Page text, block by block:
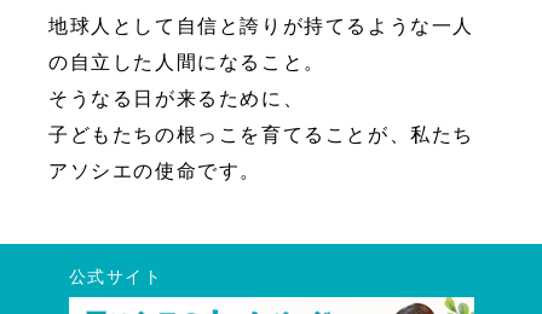
地球人として自信と誇りが持てるような一人
の自立した人間になること。
そうなる日が来るために、
子どもたちの根っこを育てることが、私たち
アソシエの使命です。
公式サイト